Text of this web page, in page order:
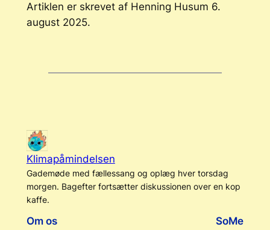
Artiklen er skrevet af Henning Husum 6.
august 2025.
Klimapåmindelsen
Gademøde med fællessang og oplæg hver torsdag
morgen. Bagefter fortsætter diskussionen over en kop
kaffe.
Om os SoMe